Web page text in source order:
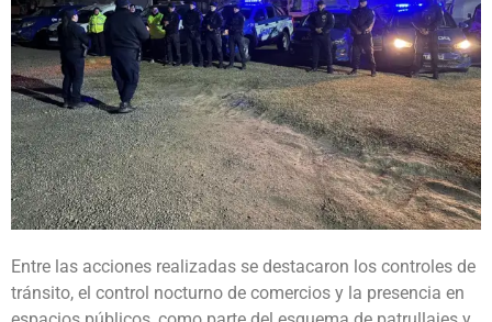
Entre las acciones realizadas se destacaron los controles de
tránsito, el control nocturno de comercios y la presencia en